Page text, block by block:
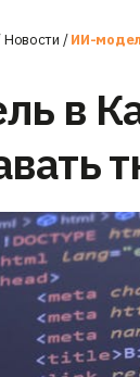
Новости /ИИ-
в